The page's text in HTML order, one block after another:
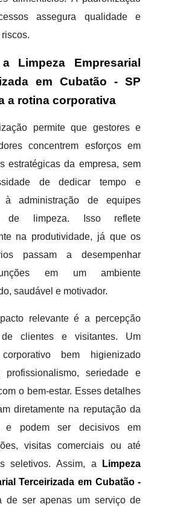
assegura qualidade e
Limpeza Empresarial
em Cubatão - SP
a rotina corporativa
permite que gestores e
concentrem esforços em
estratégicas da empresa, sem
de dedicar tempo e
à administração de equipes
de limpeza. Isso reflete
na produtividade, já que os
passam a desempenhar
em um ambiente
saudável e motivador.
relevante é a percepção
de clientes e visitantes. Um
bem higienizado
profissionalismo, seriedade e
o bem-estar. Esses detalhes
diretamente na reputação da
e podem ser decisivos em
visitas comerciais ou até
seletivos. Assim, a
Limpeza
Terceirizada em Cubatão -
de ser apenas um serviço de